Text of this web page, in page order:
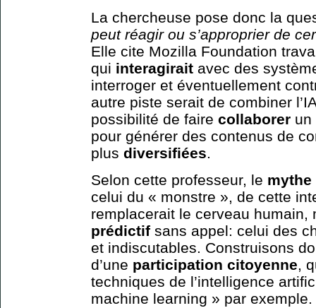
La chercheuse pose donc la
peut réagir ou s’approprier de
Elle cite Mozilla Foundation
qui interagirait avec des
interroger et éventuellement
autre piste serait de combiner
possibilité de faire collaborer un
pour générer des contenus de
plus diversifiées.
Selon cette professeur, le mythe
celui du « monstre », de cette
remplacerait le cerveau humain,
prédictif sans appel: celui des
et indiscutables. Construisons
d’une participation citoyenne,
techniques de l’intelligence
machine learning » par exemple.